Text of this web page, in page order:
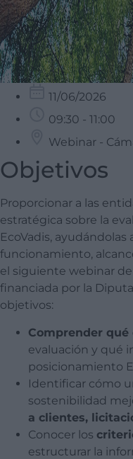
11/06/2026
09:30 - 11:00
Webinar -
Objetivos
Proporcionar a las
estratégica sobre la
EcoVadis,
funcionamiento,
el siguiente webinar
financiada por la
objetivos:
Comprender qué
evaluación y qué
posicionamiento
Identificar cómo
sostenibilidad
a clientes,
Conocer los
estructurar la